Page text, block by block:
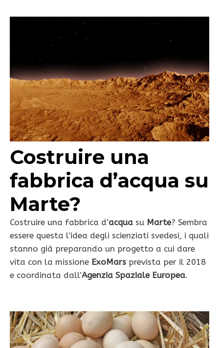
Costruire una
fabbrica d’acqua su
Marte?
Costruire una fabbrica d’acqua su Marte? Sembra
essere questa l’idea degli scienziati svedesi, i quali
stanno già preparando un progetto a cui dare
vita con la missione ExoMars prevista per il 2018
e coordinata dall’Agenzia Spaziale Europea.